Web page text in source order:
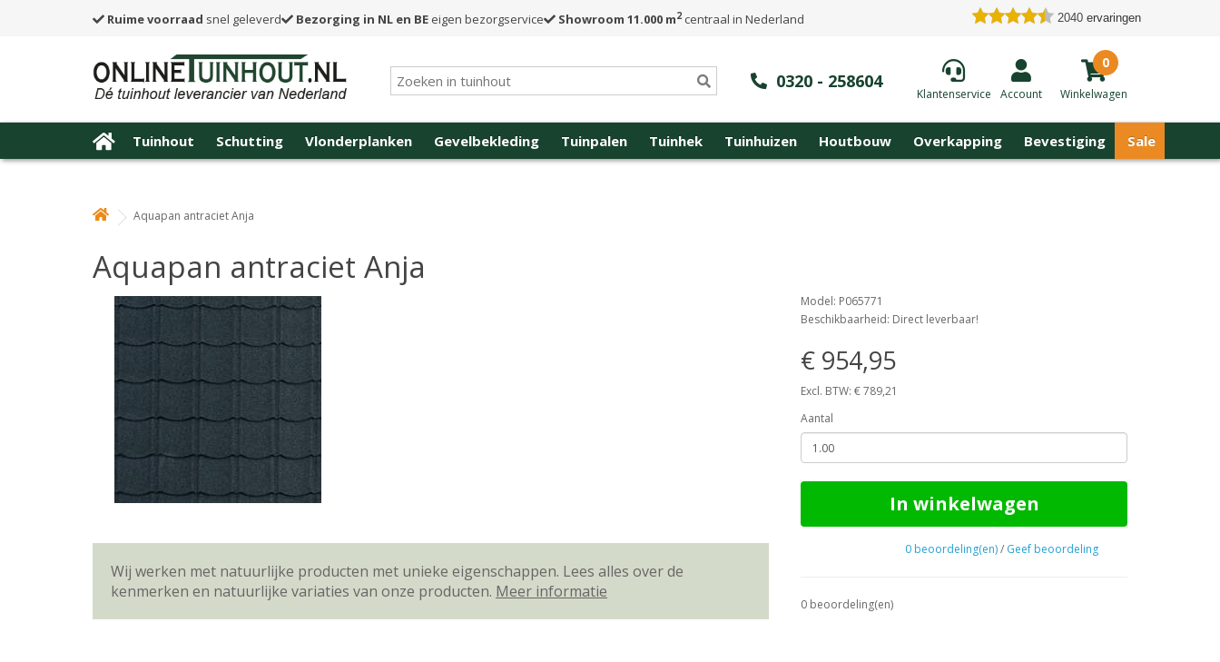
Ruime voorraad snel geleverd Bezorging in NL en BE eigen bezorgservice Showroom 11.000 m2centraal in Nederland 2040 ervaringen
0320 - 258604
Klantenservice Account
0
Winkelwagen
Tuinhout Schutting Vlonderplanken Gevelbekleding Tuinpalen Tuinhek Tuinhuizen Houtbouw Overkapping Bevestiging Sale
Aquapan antraciet Anja
Aquapan antraciet Anja
Wij werken met natuurlijke producten met unieke eigenschappen. Lees alles over de
kenmerken en natuurlijke variaties van onze producten. Meer informatie
Model: P065771
Beschikbaarheid: Direct leverbaar!
€ 954,95
Excl. BTW: € 789,21
Aantal
In winkelwagen
0 beoordeling(en)/ Geef beoordeling
0 beoordeling(en)